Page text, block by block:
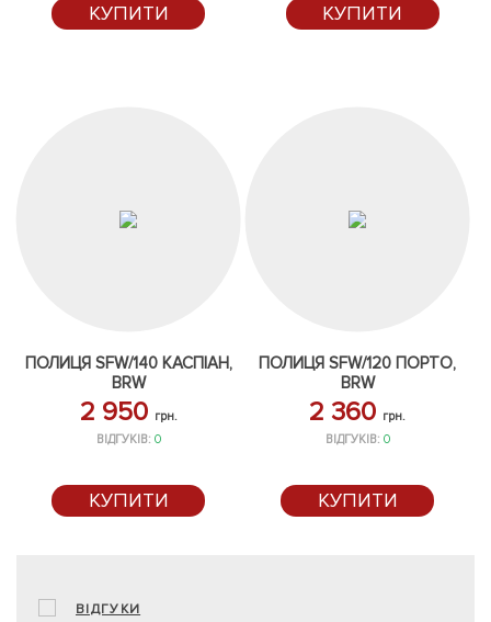
КУПИТИ КУПИТИ
ПОЛИЦЯ SFW/140 КАСПІАН,
BRW
2 950 грн.
ВІДГУКІВ: 0
КУПИТИ
ПОЛИЦЯ SFW/120 ПОРТО,
BRW
2 360 грн.
ВІДГУКІВ: 0
КУПИТИ
ВІДГУКИ